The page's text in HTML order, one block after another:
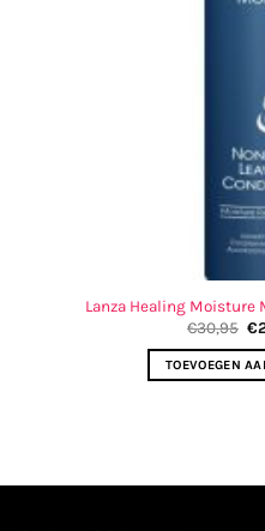
Lanza Healing
€30,95 €
TOEVOEGEN